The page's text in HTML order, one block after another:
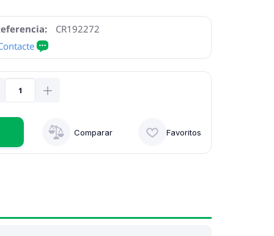
CR192272
Favoritos
Comparar